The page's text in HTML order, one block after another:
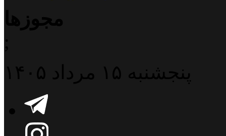
مجوزها
;
پنجشنبه ۱۵ مرداد ۱۴۰۵